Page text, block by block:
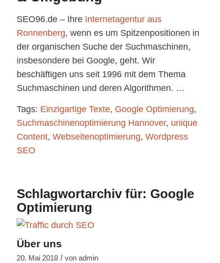
SEO96.de – Ihre Internetagentur aus
Ronnenberg, wenn es um Spitzenpositionen in
der organischen Suche der Suchmaschinen,
insbesondere bei Google, geht. Wir
beschäftigen uns seit 1996 mit dem Thema
Suchmaschinen und deren Algorithmen. …
Tags: Einzigartige Texte, Google Optimierung,
Suchmaschinenoptimierung Hannover, unique
Content, Webseitenoptimierung, Wordpress
SEO
Schlagwortarchiv für: Google
Optimierung
Über uns
20. Mai 2018 / von admin